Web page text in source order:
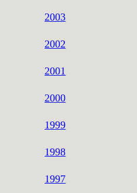
2003
2002
2001
2000
1999
1998
1997